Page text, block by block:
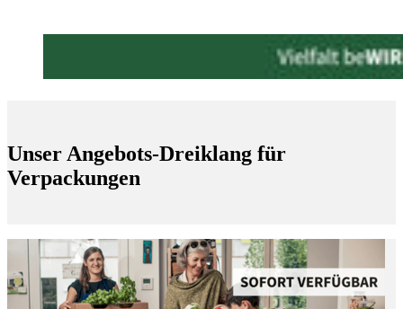
Unser Angebots-Dreiklang für
Verpackungen